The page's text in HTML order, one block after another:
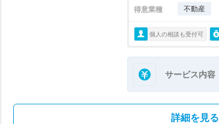
得意業種 不動産
個人の相談も受付可
サービス内容
詳細を見る